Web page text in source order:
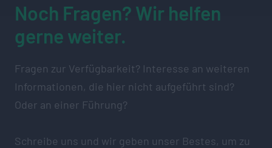
Noch Fragen? Wir helfen
gerne weiter.
Fragen zur Verfügbarkeit? Interesse an weiteren
Informationen, die hier nicht aufgeführt sind?
Oder an einer Führung?
Schreibe uns und wir geben unser Bestes, um zu